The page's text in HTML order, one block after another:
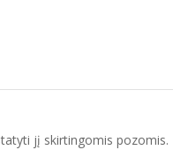
jį skirtingomis pozomis.